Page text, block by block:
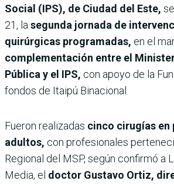
Social (IPS), de Ciudad del Este,
21, la segunda jornada de
quirúrgicas programadas, en el
complementación entre el
Pública y el IPS, con apoyo de la
fondos de Itaipú Binacional.
Fueron realizadas cinco cirugías
adultos, con profesionales
Regional del MSP, según confirmó a
Media, el doctor Gustavo Ortiz,